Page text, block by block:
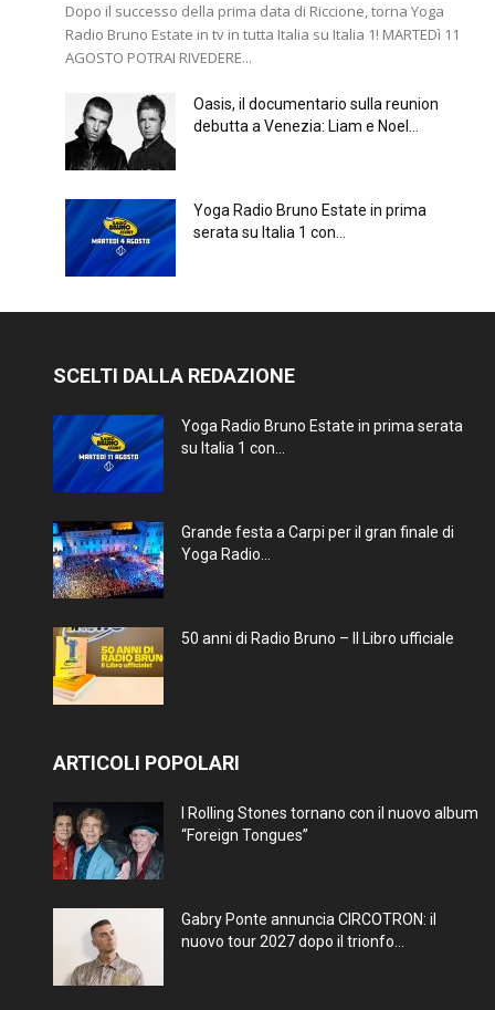
Dopo il successo della prima data di Riccione, torna Yoga
Radio Bruno Estate in tv in tutta Italia su Italia 1! MARTEDì 11
AGOSTO POTRAI RIVEDERE...
Oasis, il documentario sulla reunion
debutta a Venezia: Liam e Noel...
Yoga Radio Bruno Estate in prima
serata su Italia 1 con...
SCELTI DALLA REDAZIONE
Yoga Radio Bruno Estate in prima serata
su Italia 1 con...
Grande festa a Carpi per il gran finale di
Yoga Radio...
50 anni di Radio Bruno – Il Libro ufficiale
ARTICOLI POPOLARI
I Rolling Stones tornano con il nuovo album
“Foreign Tongues”
Gabry Ponte annuncia CIRCOTRON: il
nuovo tour 2027 dopo il trionfo...